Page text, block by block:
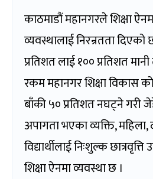
काठमाडौं महानगरले शिक्षा
व्यवस्थालाई निरन्रतता दिएको
प्रतिशत लाई १०० प्रतिशत
रकम महानगर शिक्षा विकास
बाँकी ५० प्रतिशत नघट्ने गरी
अपागता भएका व्यक्ति,
विद्यार्थीलाई निःशुल्क
शिक्षा ऐनमा व्यवस्था छ ।